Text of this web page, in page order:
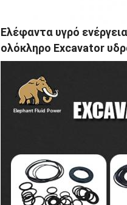
Ελέφαντα υγρό
ολόκληρο Excavator